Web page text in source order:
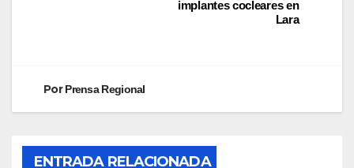
implantes cocleares en
Lara
PorPrensa Regional
ENTRADA RELACIONADA